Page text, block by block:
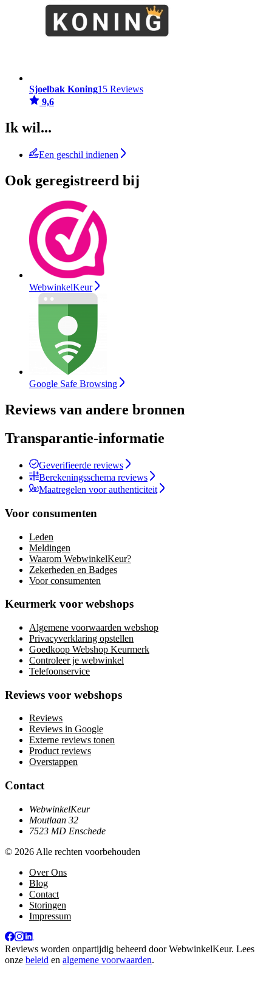
Sjoelbak Koning15 Reviews
9,6
Ik wil...
Een geschil indienen
Ook geregistreerd bij
WebwinkelKeur
Google Safe Browsing
Reviews van andere bronnen
Transparantie-informatie
Geverifieerde reviews
Berekeningsschema reviews
Maatregelen voor authenticiteit
Voor consumenten
Leden
Meldingen
Waarom WebwinkelKeur?
Zekerheden en Badges
Voor consumenten
Keurmerk voor webshops
Algemene voorwaarden webshop
Privacyverklaring opstellen
Goedkoop Webshop Keurmerk
Controleer je webwinkel
Telefoonservice
Reviews voor webshops
Reviews
Reviews in Google
Externe reviews tonen
Product reviews
Overstappen
Contact
WebwinkelKeur
Moutlaan 32
7523 MD Enschede
© 2026 Alle rechten voorbehouden
Over Ons
Blog
Contact
Storingen
Impressum
Reviews worden onpartijdig beheerd doorWebwinkelKeur. Lees
onze beleid en algemene voorwaarden.